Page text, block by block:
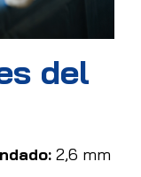
del
2,6 mm